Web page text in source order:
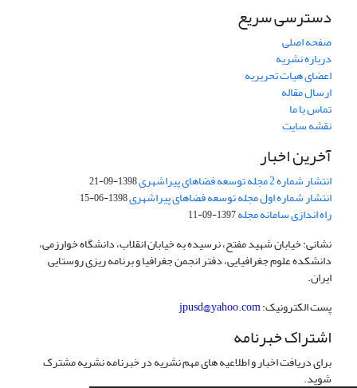
دسترسی سریع
صفحه اصلی
درباره نشریه
اعضای هیات تحریریه
ارسال مقاله
تماس با ما
نقشه سایت
آخرین اخبار
انتشار شماره 2 مجله توسعه فضاهای پیراشهری 1398-09-21
انتشار شماره اول مجله توسعه فضاهای پیراشهری1398-06-15
راه اندازی سامانه مجله1397-09-11
نشانی: خیابان شهید مفتح، نرسیده به خیابان انقلاب، دانشگاه خوارزمی،
دانشکده علوم جغرافیایی، دفتر انجمن جغرافیا و برنامه ریزی روستایی
ایران.
پست الکترونیک:jpusd@yahoo.com
اشتراک خبرنامه
برای دریافت اخبار و اطلاعیه های مهم نشریه در خبرنامه نشریه مشترک
شوید.